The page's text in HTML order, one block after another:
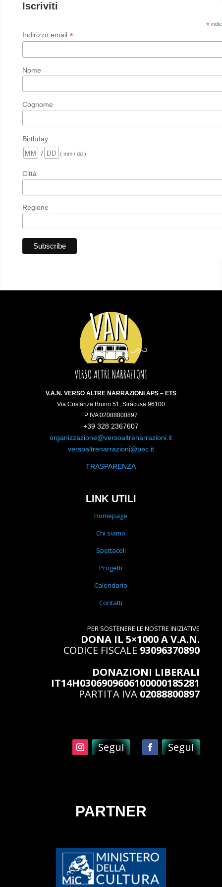
Iscriviti
*
Indirizzo email *
Nome
Cognome
Birthday
/
( mm / dd )
Città
Regione
V.A.N. VERSO ALTRE NARRAZIONI APS – ETS
Via Costanza Bruno 51, Siracusa 96100
P IVA 02088800897
+39 328 2367607
organizzazione@versoaltrenarrazioni.it
versoaltrenarrazioni@pec.it
TRASPARENZA
LINK UTILI
Homepage
Chi siamo
Spettacoli
Progetti
Calendario
Contatti
PER SOSTENERE LE NOSTRE INIZIATIVE
DONA IL 5×1000 A V.A.N.
CODICE FISCALE 93096370890
DONAZIONI LIBERALI
IT14H0306909606100000185281
PARTITA IVA 02088800897
Segui Segui
PARTNER